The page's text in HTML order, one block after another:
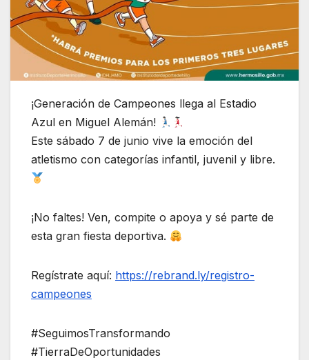
¡Generación de Campeones llega al Estadio
Azul en Miguel Alemán!
Este sábado 7 de junio vive la emoción del
atletismo con categorías infantil, juvenil y libre.
¡No faltes! Ven, compite o apoya y sé parte de
esta gran fiesta deportiva.
Regístrate aquí: https://rebrand.ly/registro-
campeones
#SeguimosTransformando
#TierraDeOportunidades